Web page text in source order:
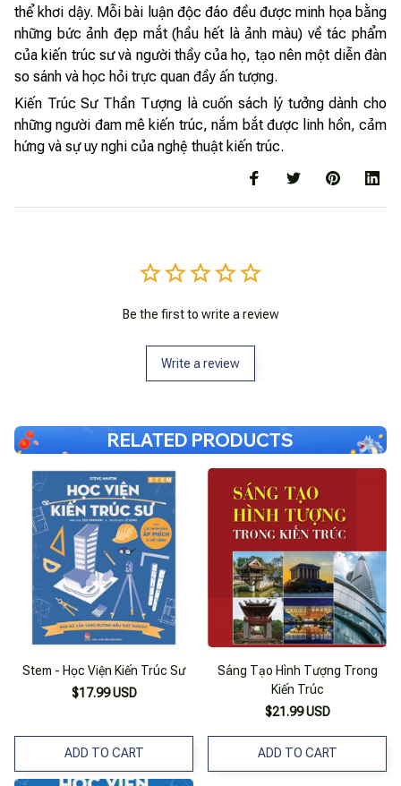
thể khơi dậy. Mỗi bài luận độc đáo đều được minh họa bằng
những bức ảnh đẹp mắt (hầu hết là ảnh màu) về tác phẩm
của kiến trúc sư và người thầy của họ, tạo nên một diễn đàn
so sánh và học hỏi trực quan đầy ấn tượng.
Kiến Trúc Sư Thần Tượng là cuốn sách lý tưởng dành cho
những người đam mê kiến trúc, nắm bắt được linh hồn, cảm
hứng và sự uy nghi của nghệ thuật kiến trúc.
Be the first to write a review
Write a review
RELATED PRODUCTS
Stem - Học Viện Kiến Trúc Sư
$17.99 USD
ADD TO CART
Sáng Tạo Hình Tượng Trong
Kiến Trúc
$21.99 USD
ADD TO CART